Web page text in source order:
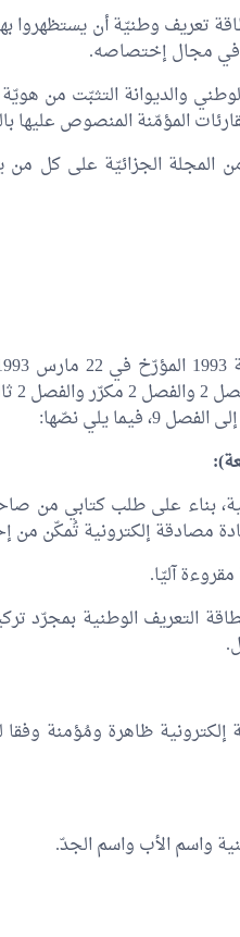
تعريف وطنيّة أن يستظهروا
في مجال إختصاصه.
والديوانة التثبّت من
المنصوص عليها بالفصل 2 مكرّر من هذا
العقوبات المُقرّرة بالفصل 315 من المجلة
بناء على طلب كتابي من
مصادقة إلكترونية تُمكّن من
آليّا.
التعريف الوطنية بمجرّد
ظاهرة ومُؤمنة وفقا
واسم الأب واسم الجدّ.